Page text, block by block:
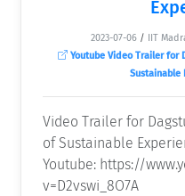
2023-07-06 / IIT
Youtube Video Trailer for
Sustainable
Video Trailer for
of Sustainable
Youtube: https://
v=D2vswi_8O7A